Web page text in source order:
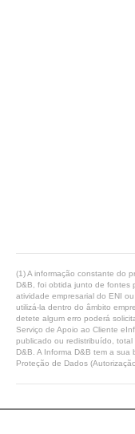
(1) A informação constante do
D&B, foi obtida junto de fontes
atividade empresarial do ENI
utilizá-la dentro do âmbito
detete algum erro poderá
Serviço de Apoio ao Cliente
publicado ou redistribuído,
D&B. A Informa D&B tem a
Proteção de Dados